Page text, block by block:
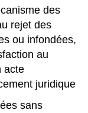
des
rejet des
ou infondées,
au
acte
juridique
sans